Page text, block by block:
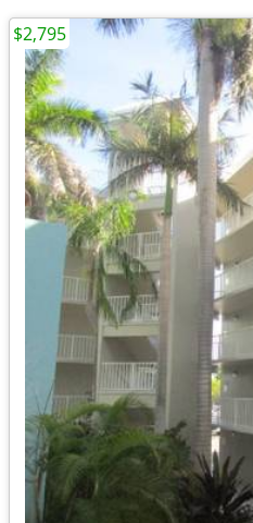
$2,795